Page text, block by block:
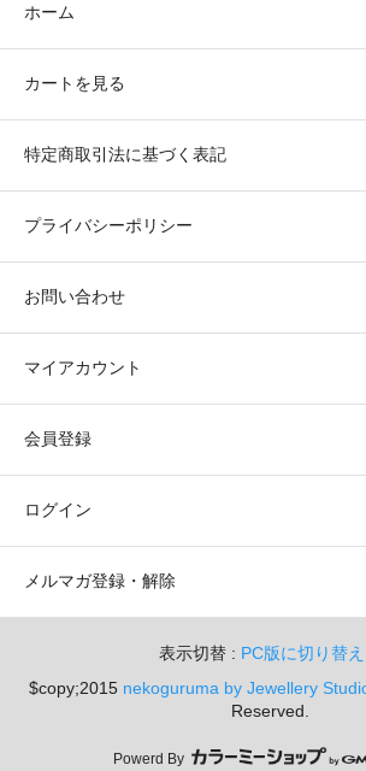
ホーム
カートを見る
特定商取引法に基づく表記
プライバシーポリシー
お問い合わせ
マイアカウント
会員登録
ログイン
メルマガ登録・解除
表示切替 : PC版に切り替え
$copy;2015 nekoguruma by Jewellery
Reserved.
Powerd By